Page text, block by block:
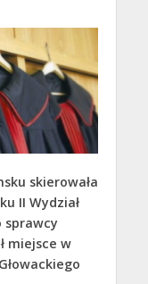
skierowała
II Wydział
sprawcy
miejsce w